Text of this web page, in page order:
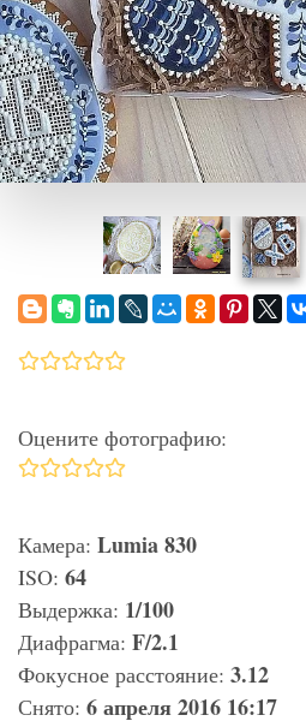
Оцените фотографию:
Камера: Lumia 830
ISO: 64
Выдержка: 1/100
Диафрагма: F/2.1
Фокусное расстояние: 3.12
Снято: 6 апреля 2016 16:17